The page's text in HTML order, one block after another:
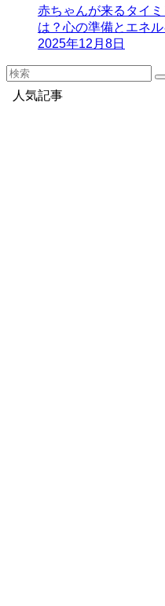
赤ちゃんが来るタイ
は？心の準備とエネ
2025年12月8日
人気記事